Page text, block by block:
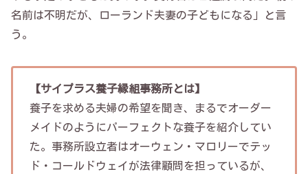
名前は不明だが、ローランド夫妻の子どもになる」と言
う。
【サイプラス養子縁組事務所とは】
養子を求める夫婦の希望を聞き、まるでオーダー
メイドのようにパーフェクトな養子を紹介してい
た。事務所設立者はオーウェン・マロリーでテッ
ド・コールドウェイが法律顧問を担っているが、